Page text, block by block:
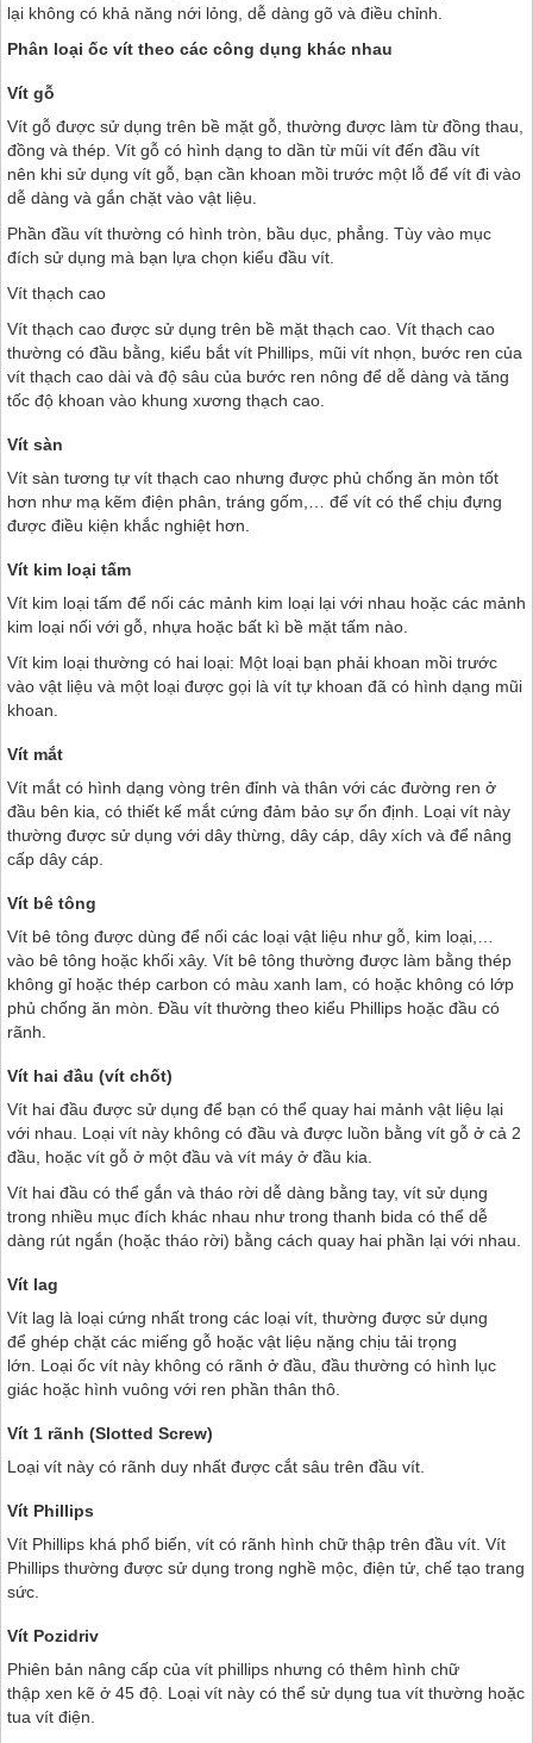
lại không có khả năng nới lỏng, dễ dàng gõ và điều chỉnh.
Phân loại ốc vít theo các công dụng khác nhau
Vít gỗ
Vít gỗ được sử dụng trên bề mặt gỗ, thường được làm từ đồng thau,
đồng và thép. Vít gỗ có hình dạng to dần từ mũi vít đến đầu vít
nên khi sử dụng vít gỗ, bạn cần khoan mồi trước một lỗ để vít đi vào
dễ dàng và gắn chặt vào vật liệu.
Phần đầu vít thường có hình tròn, bầu dục, phẳng. Tùy vào mục
đích sử dụng mà bạn lựa chọn kiểu đầu vít.
Vít thạch cao
Vít thạch cao được sử dụng trên bề mặt thạch cao. Vít thạch cao
thường có đầu bằng, kiểu bắt vít Phillips, mũi vít nhọn, bước ren của
vít thạch cao dài và độ sâu của bước ren nông để dễ dàng và tăng
tốc độ khoan vào khung xương thạch cao.
Vít sàn
Vít sàn tương tự vít thạch cao nhưng được phủ chống ăn mòn tốt
hơn như mạ kẽm điện phân, tráng gốm,… để vít có thể chịu đựng
được điều kiện khắc nghiệt hơn.
Vít kim loại tấm
Vít kim loại tấm để nối các mảnh kim loại lại với nhau hoặc các mảnh
kim loại nối với gỗ, nhựa hoặc bất kì bề mặt tấm nào.
Vít kim loại thường có hai loại: Một loại bạn phải khoan mồi trước
vào vật liệu và một loại được gọi là vít tự khoan đã có hình dạng mũi
khoan.
Vít mắt
Vít mắt có hình dạng vòng trên đỉnh và thân với các đường ren ở
đầu bên kia, có thiết kế mắt cứng đảm bảo sự ổn định. Loại vít này
thường được sử dụng với dây thừng, dây cáp, dây xích và để nâng
cấp dây cáp.
Vít bê tông
Vít bê tông được dùng để nối các loại vật liệu như gỗ, kim loại,…
vào bê tông hoặc khối xây. Vít bê tông thường được làm bằng thép
không gỉ hoặc thép carbon có màu xanh lam, có hoặc không có lớp
phủ chống ăn mòn. Đầu vít thường theo kiểu Phillips hoặc đầu có
rãnh.
Vít hai đầu (vít chốt)
Vít hai đầu được sử dụng để bạn có thể quay hai mảnh vật liệu lại
với nhau. Loại vít này không có đầu và được luồn bằng vít gỗ ở cả 2
đầu, hoặc vít gỗ ở một đầu và vít máy ở đầu kia.
Vít hai đầu có thể gắn và tháo rời dễ dàng bằng tay, vít sử dụng
trong nhiều mục đích khác nhau như trong thanh bida có thể dễ
dàng rút ngắn (hoặc tháo rời) bằng cách quay hai phần lại với nhau.
Vít lag
Vít lag là loại cứng nhất trong các loại vít, thường được sử dụng
để ghép chặt các miếng gỗ hoặc vật liệu nặng chịu tải trọng
lớn. Loại ốc vít này không có rãnh ở đầu, đầu thường có hình lục
giác hoặc hình vuông với ren phần thân thô.
Vít 1 rãnh (Slotted Screw)
Loại vít này có rãnh duy nhất được cắt sâu trên đầu vít.
Vít Phillips
Vít Phillips khá phổ biến, vít có rãnh hình chữ thập trên đầu vít. Vít
Phillips thường được sử dụng trong nghề mộc, điện tử, chế tạo trang
sức.
Vít Pozidriv
Phiên bản nâng cấp của vít phillips nhưng có thêm hình chữ
thập xen kẽ ở 45 độ. Loại vít này có thể sử dụng tua vít thường hoặc
tua vít điện.